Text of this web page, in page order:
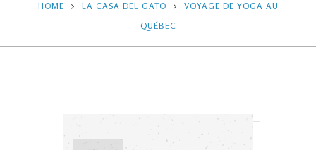
HOME LA CASA DEL GATO
VOYAGE DE YOGA AU
QUÉBEC